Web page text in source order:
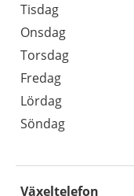
Tisdag
Onsdag
Torsdag
Fredag
Lördag
Söndag
Växeltelefon